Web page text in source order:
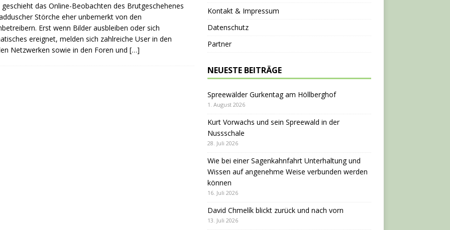
das Online-Beobachten des Brutgeschehenes
Störche eher unbemerkt von den
Erst wenn Bilder ausbleiben oder sich
ereignet, melden sich zahlreiche User in den
Netzwerken sowie in den Foren und […]
Kontakt & Impressum
Datenschutz
Partner
NEUESTE BEITRÄGE
Spreewälder Gurkentag am Höllberghof
1. August 2026
Kurt Vorwachs und sein Spreewald in der
Nussschale
28. Juli 2026
Wie bei einer Sagenkahnfahrt Unterhaltung und
Wissen auf angenehme Weise verbunden werden
können
16. Juli 2026
David Chmelík blickt zurück und nach vorn
13. Juli 2026